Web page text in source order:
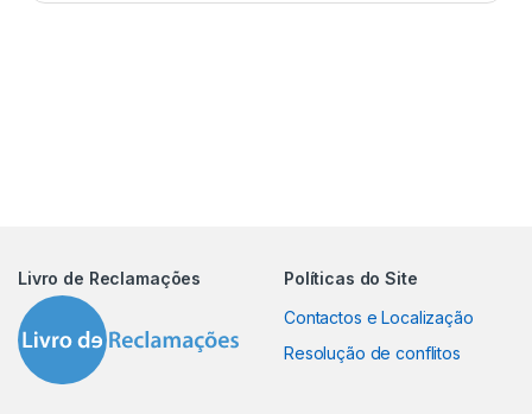
Livro de Reclamações
Políticas do Site
Contactos e Localização
Resolução de conflitos